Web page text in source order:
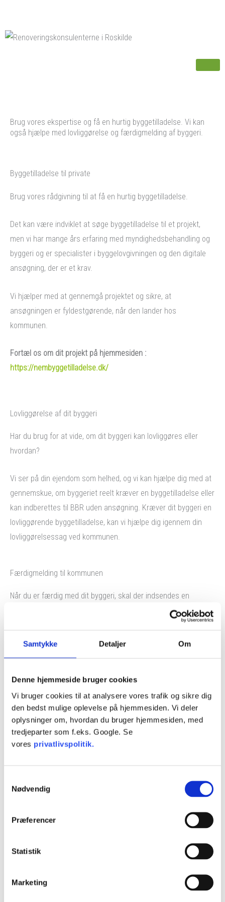
Samtykke Detaljer Om
Denne hjemmeside bruger cookies
Vi bruger cookies til at analysere vores trafik og sikre dig
den bedst mulige oplevelse på hjemmesiden. Vi deler
oplysninger om, hvordan du bruger hjemmesiden, med
tredjeparter som f.eks. Google. Se
vores privatlivspolitik.
Nødvendig
Præferencer
Statistik
Marketing
content
Brug vores ekspertise og få en hurtig byggetilladelse. Vi kan
også hjælpe med lovliggørelse og færdigmelding af byggeri.
Byggetilladelse til private
Brug vores rådgivning til at få en hurtig byggetilladelse.
Det kan være indviklet at søge byggetilladelse til et projekt,
men vi har mange års erfaring med myndighedsbehandling og
byggeri og er specialister i byggelovgivningen og den digitale
ansøgning, der er et krav.
Vi hjælper med at gennemgå projektet og sikre, at
ansøgningen er fyldestgørende, når den lander hos
kommunen.
Fortæl os om dit projekt på hjemmesiden :
https://nembyggetilladelse.dk/
Lovliggørelse af dit byggeri
Har du brug for at vide, om dit byggeri kan lovliggøres eller
hvordan?
Vi ser på din ejendom som helhed, og vi kan hjælpe dig med at
gennemskue, om byggeriet reelt kræver en byggetilladelse eller
kan indberettes til BBR uden ansøgning. Kræver dit byggeri en
lovliggørende byggetilladelse, kan vi hjælpe dig igennem din
lovliggørelsessag ved kommunen.
Færdigmelding til kommunen
Når du er færdig med dit byggeri, skal der indsendes en
ibrugtagningstilladelse og byggeriet kan tages endeligt i brug.
du ved ansøgning om byggetilladelse har oplyst, at byggeriet er
omfattet af.
Det kan være uoverskueligt, og vi hjælper dig med at få et
overblik over materialet, der skal indsendes.
Vi har pakker med fast pris for mindre projekter for hjælp til
https://nembyggetilladelse.dk/